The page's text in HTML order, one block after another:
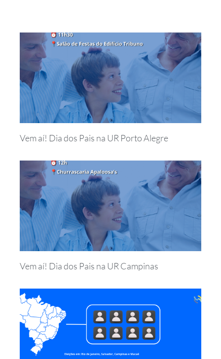
Vem aí! Dia dos Pais na UR Porto Alegre
Vem aí! Dia dos Pais na UR Campinas